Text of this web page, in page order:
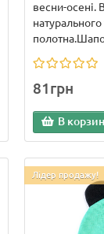
весни-осені.
81грн
В
Лідер продажу!